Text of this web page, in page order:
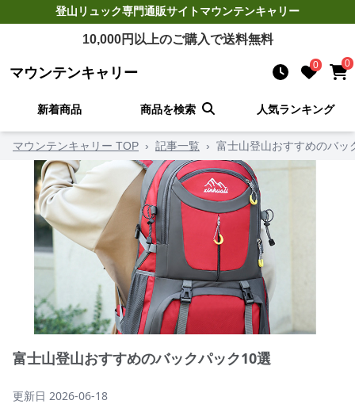
登山リュック専門通販サイトマウンテンキャリー
10,000円以上のご購入で送料無料
マウンテンキャリー 0 0
新着商品 商品を検索 人気ランキング
マウンテンキャリー TOP › 記事一覧 › 富士山登山おすすめのバッ
富士山登山おすすめのバックパック10選
更新日 2026-06-18